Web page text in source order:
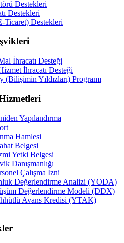
Destekleri
Destekleri
Ticaret) Destekleri
İhracatı Desteği
İhracatı Desteği
(Bilişimin Yıldızları) Programı
Yapılandırma
Hamlesi
Belgesi
Yetki Belgesi
Danışmanlığı
Çalışma İzni
Değerlendirme Analizi (YODA)
Değerlendirme Modeli (DDX)
Avans Kredisi (YTAK)